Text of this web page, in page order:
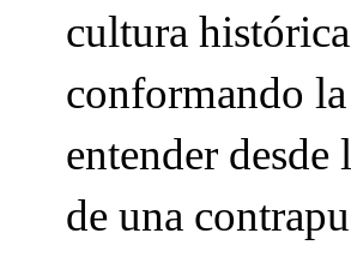
cultura
conformando
entender
de una